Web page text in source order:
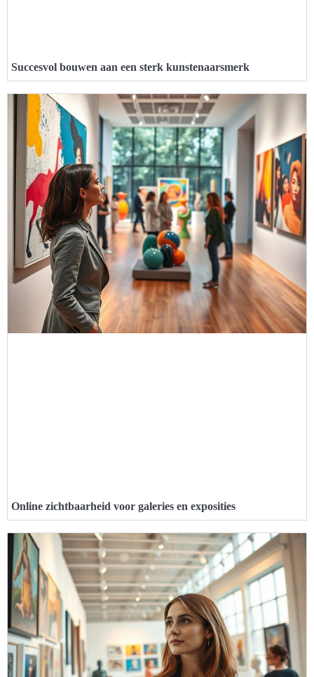
Succesvol bouwen aan een sterk kunstenaarsmerk
Online zichtbaarheid voor galeries en exposities